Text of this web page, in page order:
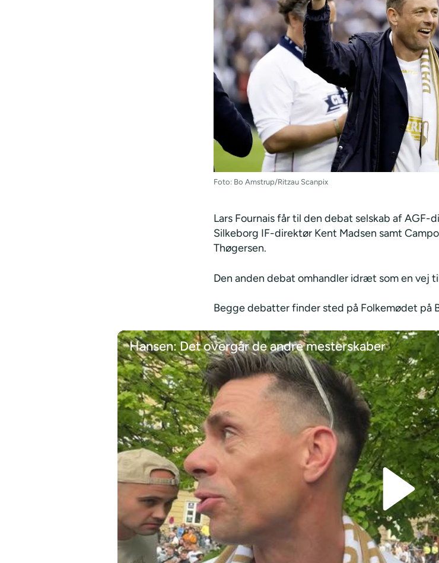
Foto: Bo Amstrup/Ritzau Scanpix
Lars Fournais får til den debat selskab af AGF-
Silkeborg IF-direktør Kent Madsen samt
Thøgersen.
Den anden debat omhandler idræt som en vej
Begge debatter finder sted på Folkemødet på
Hansen: Det overgår de andre mesterskaber